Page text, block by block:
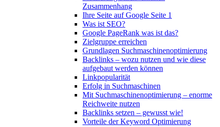
Zusammenhang
Ihre Seite auf Google Seite 1
Was ist SEO?
Google PageRank was ist das?
Zielgruppe erreichen
Grundlagen Suchmaschinenoptimierung
Backlinks – wozu nutzen und wie diese
aufgebaut werden können
Linkpopularität
Erfolg in Suchmaschinen
Mit Suchmaschinenoptimierung – enorme
Reichweite nutzen
Backlinks setzen – gewusst wie!
Vorteile der Keyword Optimierung